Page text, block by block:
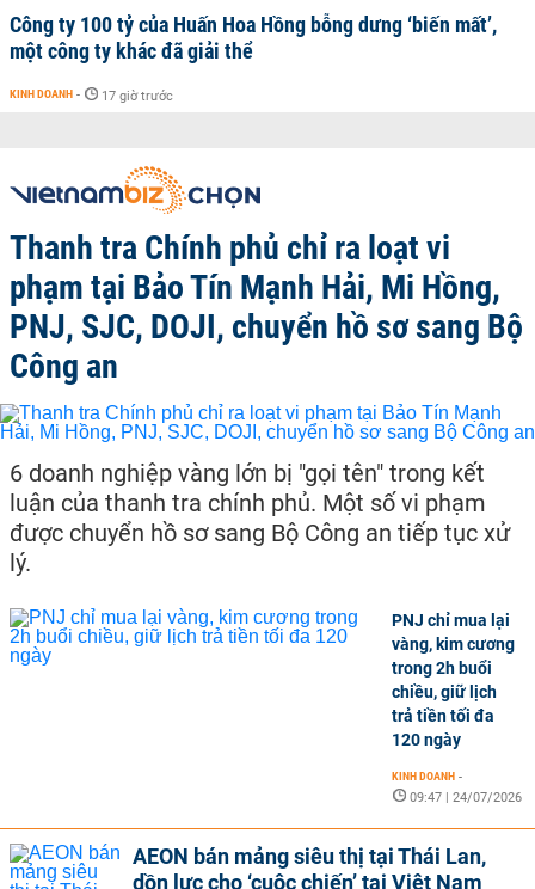
Công ty 100 tỷ của Huấn Hoa Hồng bỗng dưng ‘biến mất’,
một công ty khác đã giải thể
KINH DOANH - 17 giờ trước
Thanh tra Chính phủ chỉ ra loạt vi
phạm tại Bảo Tín Mạnh Hải, Mi Hồng,
PNJ, SJC, DOJI, chuyển hồ sơ sang Bộ
Công an
6 doanh nghiệp vàng lớn bị "gọi tên" trong kết
luận của thanh tra chính phủ. Một số vi phạm
được chuyển hồ sơ sang Bộ Công an tiếp tục xử
lý.
PNJ chỉ mua lại
vàng, kim cương
trong 2h buổi
chiều, giữ lịch
trả tiền tối đa
120 ngày
KINH DOANH -
09:47 | 24/07/2026
AEON bán mảng siêu thị tại Thái Lan,
dồn lực cho ‘cuộc chiến’ tại Việt Nam